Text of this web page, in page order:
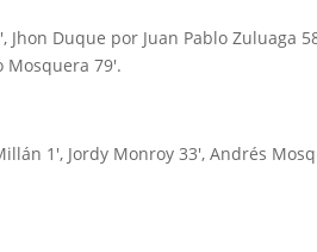
Jhon Duque por Juan Pablo Zuluaga
79′.
1′, Jordy Monroy 33′, Andrés